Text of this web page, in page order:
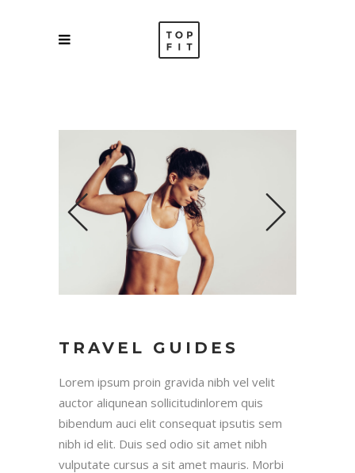
TRAVEL GUIDES
Lorem ipsum proin gravida nibh vel velit
auctor aliqunean sollicitudinlorem quis
bibendum auci elit consequat ipsutis sem
nibh id elit. Duis sed odio sit amet nibh
vulputate cursus a sit amet mauris. Morbi